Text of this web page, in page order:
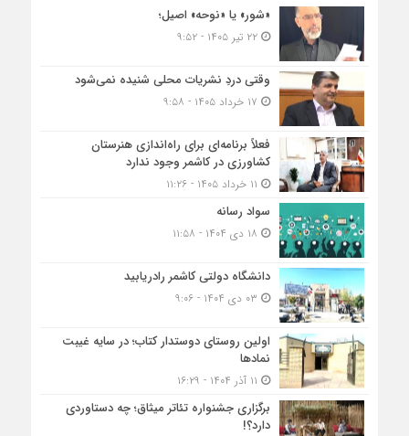
«شور» یا «نوحه» اصیل؛
۲۲ تیر ۱۴۰۵ - ۹:۵۲
وقتی دردِ نشریات محلی شنیده نمی‌شود
فعلاً برنامه‌ای برای راه‌اندازی هنرستان
کشاورزی در کاشمر وجود ندارد
سواد رسانه
دانشگاه دولتی کاشمر‌ رادریابید
اولین روستای دوستدار کتاب؛ در سایه غیبت
نمادها
برگزاری جشنواره تئاتر میثاق؛ چه دستاوردی
دارد؟!